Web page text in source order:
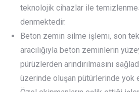
teknolojik cihazlar ile
denmektedir.
Beton zemin silme işlemi, son
aracılığıyla beton zeminlerin
pürüzlerden arındırılmasını
üzerinde oluşan pütürlerinde yok